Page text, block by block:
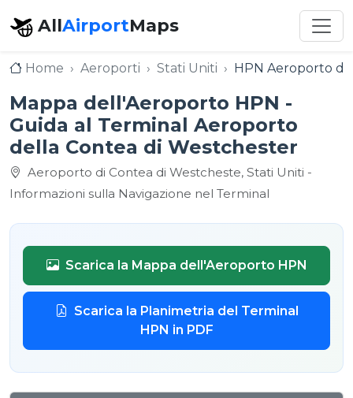
AllAirportMaps
Home Aeroporti Stati Uniti HPN Aeroporto
Mappa dell'Aeroporto HPN -
Guida al Terminal Aeroporto
della Contea di Westchester
Aeroporto di Contea di Westcheste, Stati Uniti -
Informazioni sulla Navigazione nel Terminal
Scarica la Mappa dell'Aeroporto HPN
Scarica la Planimetria del Terminal
HPN in PDF